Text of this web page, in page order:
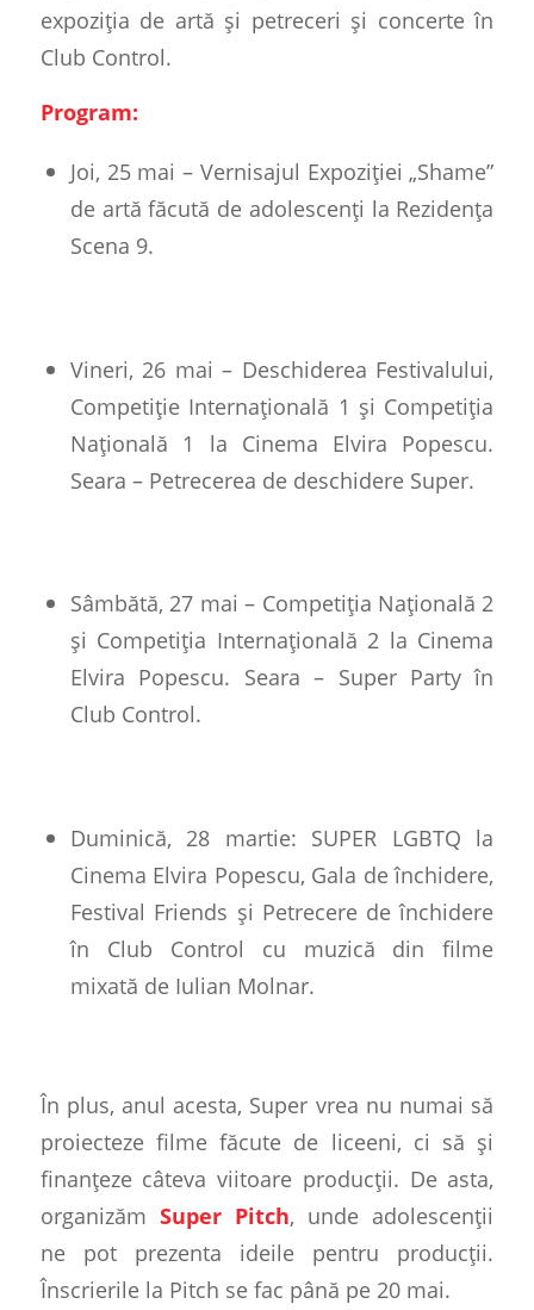
expoziția de artă și petreceri și concerte în
Club Control.
Program:
Joi, 25 mai – Vernisajul Expoziției „Shame”
de artă făcută de adolescenți la Rezidența
Scena 9.
Vineri, 26 mai – Deschiderea Festivalului,
Competiție Internațională 1 și Competiția
Națională 1 la Cinema Elvira Popescu.
Seara – Petrecerea de deschidere Super.
Sâmbătă, 27 mai – Competiția Națională 2
și Competiția Internațională 2 la Cinema
Elvira Popescu. Seara – Super Party în
Club Control.
Duminică, 28 martie: SUPER LGBTQ la
Cinema Elvira Popescu, Gala de închidere,
Festival Friends și Petrecere de închidere
în Club Control cu muzică din filme
mixată de Iulian Molnar.
În plus, anul acesta, Super vrea nu numai să
proiecteze filme făcute de liceeni, ci să și
finanțeze câteva viitoare producții. De asta,
organizăm Super Pitch, unde adolescenții
ne pot prezenta ideile pentru producții.
Înscrierile la Pitch se fac până pe 20 mai.